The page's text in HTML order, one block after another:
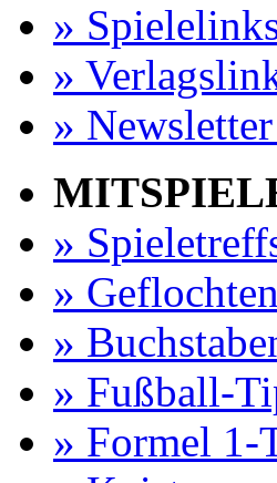
»
»
»
»
»
»
» Fußball-
» Formel 1-